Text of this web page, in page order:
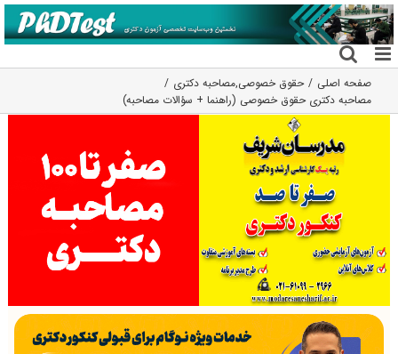
رفتن
به
محتوا
صفحه اصلی حقوق خصوصی,مصاحبه دکتری
مصاحبه دکتری حقوق خصوصی (راهنما + سؤالات مصاحبه)